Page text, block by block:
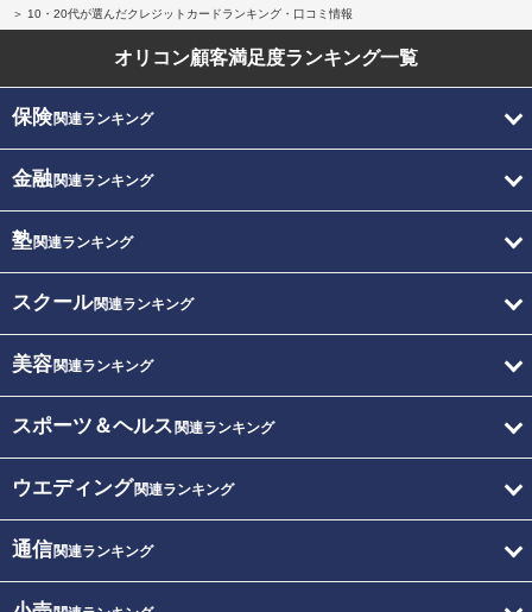
10・20代が選んだクレジットカードランキング・口コミ情報
オリコン顧客満足度ランキング一覧
保険関連ランキング
金融関連ランキング
塾関連ランキング
スクール関連ランキング
美容関連ランキング
スポーツ＆ヘルス 関連ランキング
ウエディング関連ランキング
通信関連ランキング